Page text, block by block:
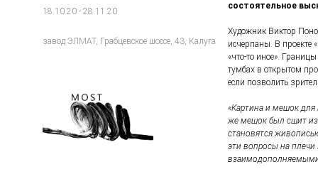
состоятельное
Художник Виктор
исчерпаны. В проекте
«что-то иное».
тумбах в открытом
если позволить
«Картина и мешок для
же мешок был сшит из
становятся
эти вопросы на
18.10.20 - 28.11.20
завод ЭЛМАТ, Грабцевское шоссе, 43, Калуга